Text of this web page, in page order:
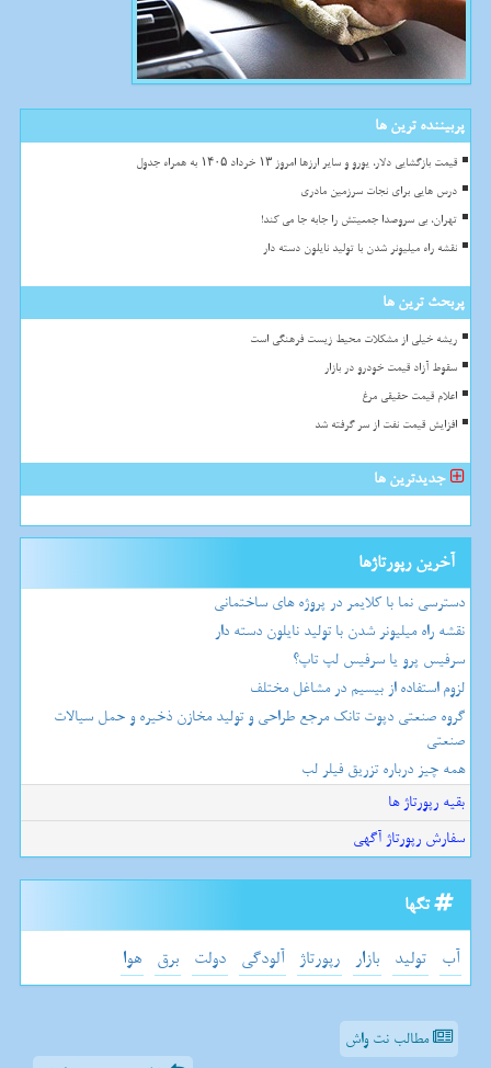
پربیننده ترین ها
قیمت بازگشایی دلار، یورو و سایر ارزها امروز ۱۳ خرداد ۱۴۰۵ به همراه جدول
درس هایی برای نجات سرزمین مادری
تهران، بی سروصدا جمعیتش را جابه جا می کند!
نقشه راه میلیونر شدن با تولید نایلون دسته دار
پربحث ترین ها
ریشه خیلی از مشکلات محیط زیست فرهنگی است
سقوط آزاد قیمت خودرو در بازار
اعلام قیمت حقیقی مرغ
افزایش قیمت نفت از سر گرفته شد
جدیدترین ها
آخرین رپورتاژها
دسترسی نما با کلایمر در پروژه های ساختمانی
نقشه راه میلیونر شدن با تولید نایلون دسته دار
سرفیس پرو یا سرفیس لپ تاپ؟
لزوم استفاده از بیسیم در مشاغل مختلف
گروه صنعتی دپوت تانک مرجع طراحی و تولید مخازن ذخیره و حمل سیالات
صنعتی
همه چیز درباره تزریق فیلر لب
بقیه رپورتاژ ها
سفارش رپورتاژ آگهی
تگها
آب تولید بازار رپورتاژ آلودگی دولت برق هوا
مطالب نت واش